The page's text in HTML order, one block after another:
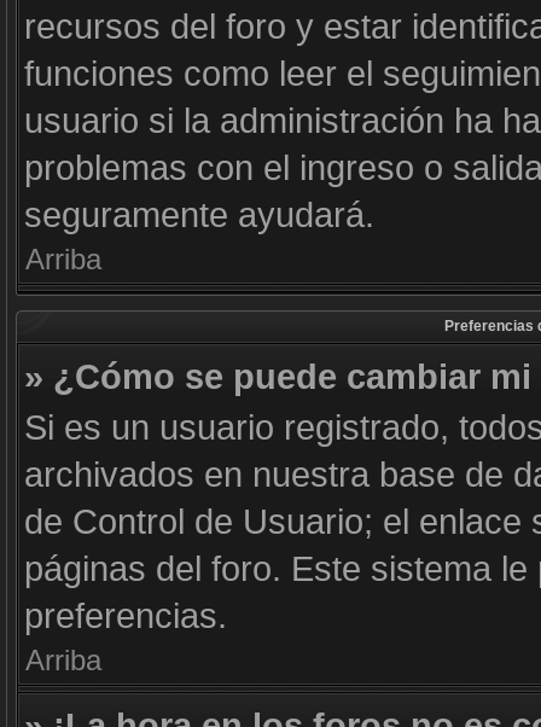
recursos del foro y estar
funciones como leer el
usuario si la administración ha
problemas con el ingreso o
seguramente ayudará.
Arriba
Preferencias
» ¿Cómo se puede cambiar
Si es un usuario registrado,
archivados en nuestra base de
de Control de Usuario; el
páginas del foro. Este sistema
preferencias.
Arriba